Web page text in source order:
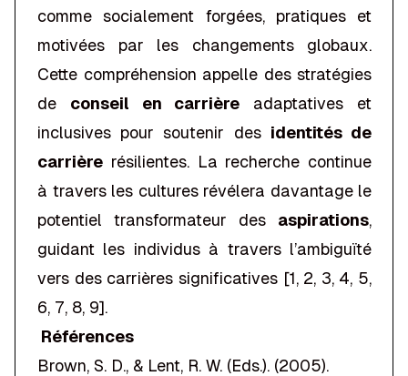
comme socialement forgées, pratiques et
motivées par les changements globaux.
Cette compréhension appelle des stratégies
de conseil en carrière adaptatives et
inclusives pour soutenir des identités de
carrière résilientes. La recherche continue
à travers les cultures révélera davantage le
potentiel transformateur des aspirations,
guidant les individus à travers l’ambiguïté
vers des carrières significatives [1, 2, 3, 4, 5,
6, 7, 8, 9].
Références
Brown, S. D., & Lent, R. W. (Eds.). (2005).